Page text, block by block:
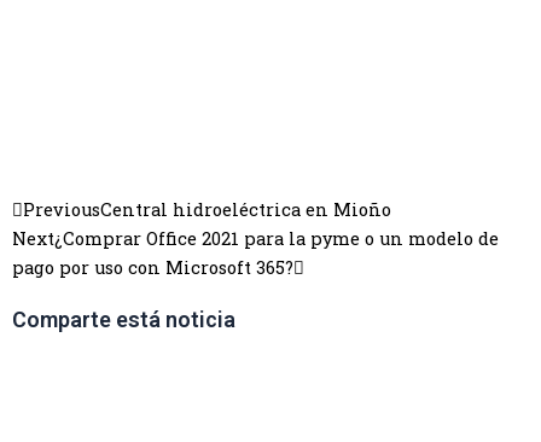
PreviousCentral hidroeléctrica en Mioño
Next¿Comprar Office 2021 para la pyme o un modelo de
pago por uso con Microsoft 365?
Comparte está noticia